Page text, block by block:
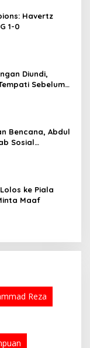
Havertz
1-0
Diundi,
Sebelum
Bencana, Abdul
Sosial
ke Piala
Maaf
Reza